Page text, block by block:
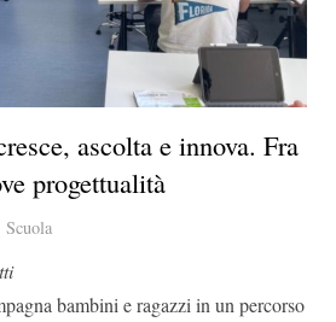
ascolta e innova. Fra
progettualità
Scuola
bambini e ragazzi in un percorso